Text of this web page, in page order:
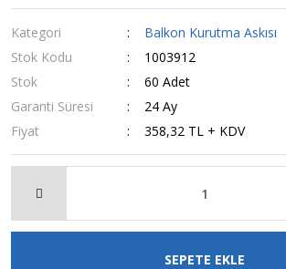
Kategori
Balkon Kurutma Askısı
Stok Kodu
1003912
Stok
60 Adet
Garanti Süresi
24 Ay
Fiyat
358,32 TL + KDV
SEPETE EKLE